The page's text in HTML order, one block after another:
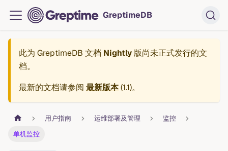
GreptimeDB
此为 GreptimeDB 文档 Nightly 版尚未正式发行的文
档。
最新的文档请参阅 最新版本(1.1)。
用户指南 运维部署及管理
监控
单机监控